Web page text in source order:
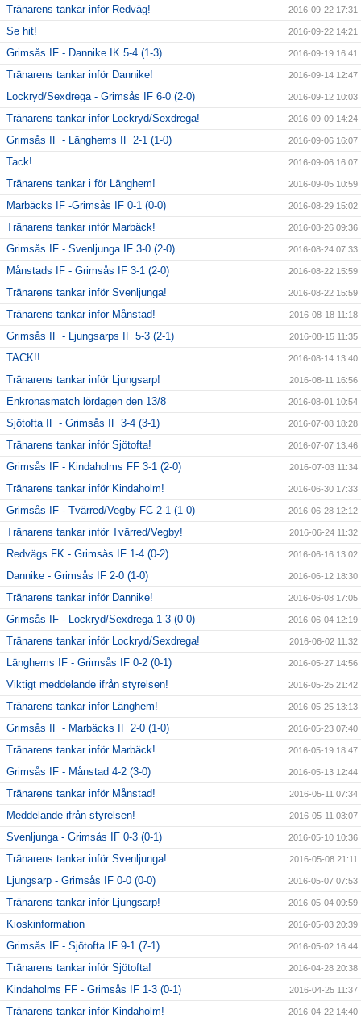
Tränarens tankar inför Redväg! 2016-09-22 17:31
Se hit! 2016-09-22 14:21
Grimsås IF - Dannike IK 5-4 (1-3) 2016-09-19 16:41
Tränarens tankar inför Dannike! 2016-09-14 12:47
Lockryd/Sexdrega - Grimsås IF 6-0 (2-0) 2016-09-12 10:03
Tränarens tankar inför Lockryd/Sexdrega! 2016-09-09 14:24
Grimsås IF - Länghems IF 2-1 (1-0) 2016-09-06 16:07
Tack! 2016-09-06 16:07
Tränarens tankar i för Länghem! 2016-09-05 10:59
Marbäcks IF -Grimsås IF 0-1 (0-0) 2016-08-29 15:02
Tränarens tankar inför Marbäck! 2016-08-26 09:36
Grimsås IF - Svenljunga IF 3-0 (2-0) 2016-08-24 07:33
Månstads IF - Grimsås IF 3-1 (2-0) 2016-08-22 15:59
Tränarens tankar inför Svenljunga! 2016-08-22 15:59
Tränarens tankar inför Månstad! 2016-08-18 11:18
Grimsås IF - Ljungsarps IF 5-3 (2-1) 2016-08-15 11:35
TACK!! 2016-08-14 13:40
Tränarens tankar inför Ljungsarp! 2016-08-11 16:56
Enkronasmatch lördagen den 13/8 2016-08-01 10:54
Sjötofta IF - Grimsås IF 3-4 (3-1) 2016-07-08 18:28
Tränarens tankar inför Sjötofta! 2016-07-07 13:46
Grimsås IF - Kindaholms FF 3-1 (2-0) 2016-07-03 11:34
Tränarens tankar inför Kindaholm! 2016-06-30 17:33
Grimsås IF - Tvärred/Vegby FC 2-1 (1-0) 2016-06-28 12:12
Tränarens tankar inför Tvärred/Vegby! 2016-06-24 11:32
Redvägs FK - Grimsås IF 1-4 (0-2) 2016-06-16 13:02
Dannike - Grimsås IF 2-0 (1-0) 2016-06-12 18:30
Tränarens tankar inför Dannike! 2016-06-08 17:05
Grimsås IF - Lockryd/Sexdrega 1-3 (0-0) 2016-06-04 12:19
Tränarens tankar inför Lockryd/Sexdrega! 2016-06-02 11:32
Länghems IF - Grimsås IF 0-2 (0-1) 2016-05-27 14:56
Viktigt meddelande ifrån styrelsen! 2016-05-25 21:42
Tränarens tankar inför Länghem! 2016-05-25 13:13
Grimsås IF - Marbäcks IF 2-0 (1-0) 2016-05-23 07:40
Tränarens tankar inför Marbäck! 2016-05-19 18:47
Grimsås IF - Månstad 4-2 (3-0) 2016-05-13 12:44
Tränarens tankar inför Månstad! 2016-05-11 07:34
Meddelande ifrån styrelsen! 2016-05-11 03:07
Svenljunga - Grimsås IF 0-3 (0-1) 2016-05-10 10:36
Tränarens tankar inför Svenljunga! 2016-05-08 21:11
Ljungsarp - Grimsås IF 0-0 (0-0) 2016-05-07 07:53
Tränarens tankar inför Ljungsarp! 2016-05-04 09:59
Kioskinformation 2016-05-03 20:39
Grimsås IF - Sjötofta IF 9-1 (7-1) 2016-05-02 16:44
Tränarens tankar inför Sjötofta! 2016-04-28 20:38
Kindaholms FF - Grimsås IF 1-3 (0-1) 2016-04-25 11:37
Tränarens tankar inför Kindaholm! 2016-04-22 14:40